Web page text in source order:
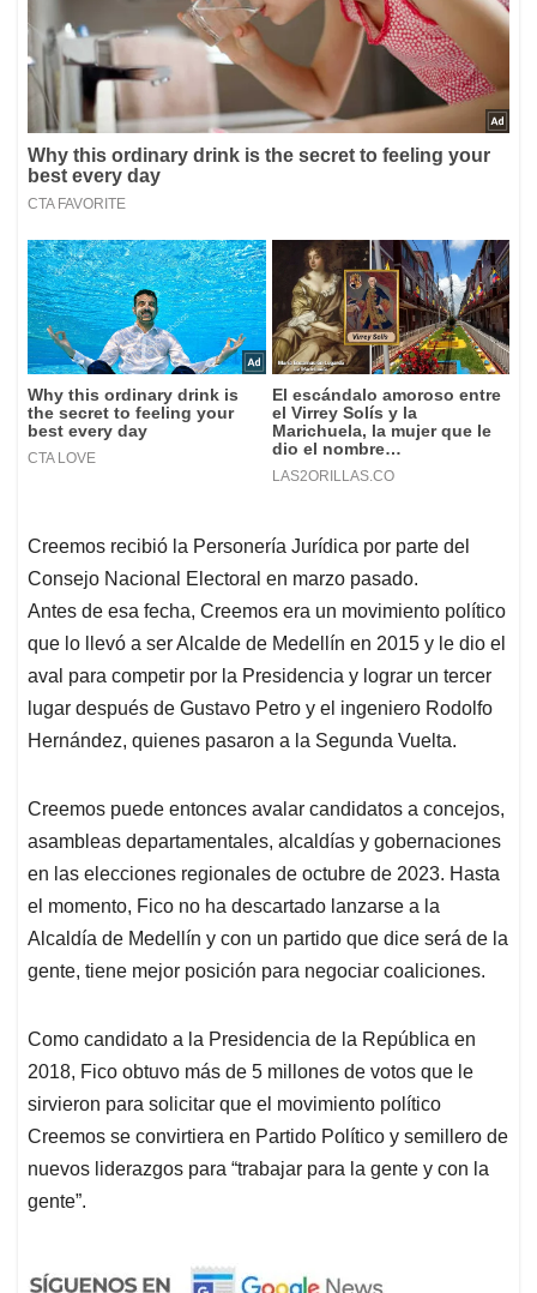
Creemos recibió la Personería Jurídica por parte del
Consejo Nacional Electoral en marzo pasado.
Antes de esa fecha, Creemos era un movimiento político
que lo llevó a ser Alcalde de Medellín en 2015 y le dio el
aval para competir por la Presidencia y lograr un tercer
lugar después de Gustavo Petro y el ingeniero Rodolfo
Hernández, quienes pasaron a la Segunda Vuelta.
Creemos puede entonces avalar candidatos a concejos,
asambleas departamentales, alcaldías y gobernaciones
en las elecciones regionales de octubre de 2023. Hasta
el momento, Fico no ha descartado lanzarse a la
Alcaldía de Medellín y con un partido que dice será de la
gente, tiene mejor posición para negociar coaliciones.
Como candidato a la Presidencia de la República en
2018, Fico obtuvo más de 5 millones de votos que le
sirvieron para solicitar que el movimiento político
Creemos se convirtiera en Partido Político y semillero de
nuevos liderazgos para “trabajar para la gente y con la
gente”.